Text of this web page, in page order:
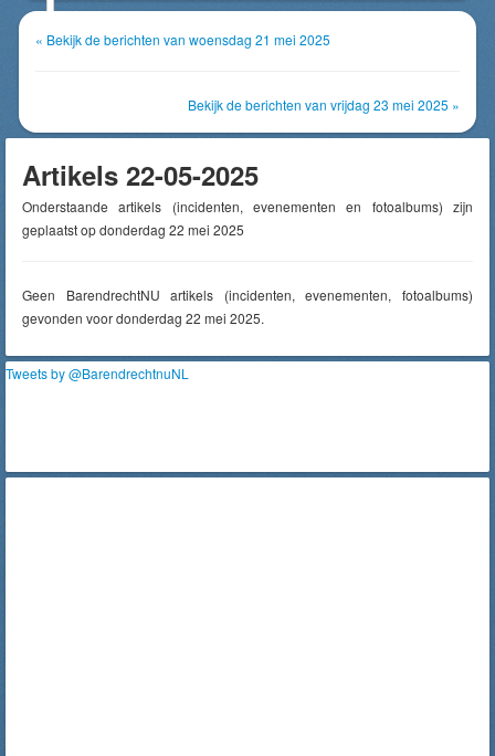
« Bekijk de berichten van woensdag 21 mei 2025
Bekijk de berichten van vrijdag 23 mei 2025 »
Artikels 22-05-2025
Onderstaande artikels (incidenten, evenementen en fotoalbums) zijn
geplaatst op donderdag 22 mei 2025
Geen BarendrechtNU artikels (incidenten, evenementen, fotoalbums)
gevonden voor donderdag 22 mei 2025.
Tweets by @BarendrechtnuNL